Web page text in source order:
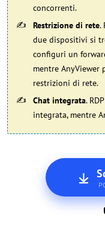
concorrenti.
Restrizione di rete.
due dispositivi si
configuri un
mentre AnyViewer
restrizioni di rete.
Chat integrata.
integrata, mentre